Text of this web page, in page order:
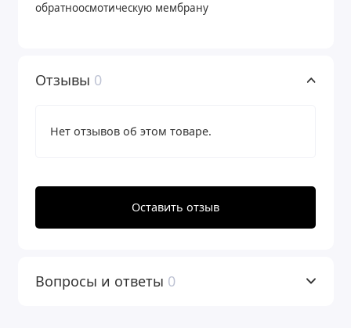
обратноосмотическую мембрану
Отзывы 0
Нет отзывов об этом товаре.
Оставить отзыв
Вопросы и ответы 0